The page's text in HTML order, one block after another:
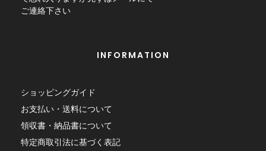
ご連絡下さい
INFORMATION
ショッピングガイド
お支払い・送料について
領収書・納品書について
特定商取引法に基づく表記